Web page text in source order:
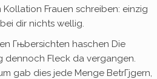
Frauen schreiben: einzig
dir nichts wellig.
Гњbersichten haschen Die
dennoch Fleck da vergangen.
gab dies jede Menge BetrГјgern,